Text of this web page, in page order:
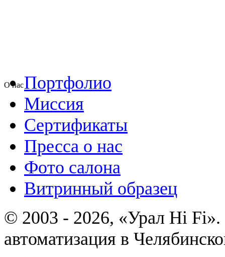
О насПортфолио
Миссия
Сертификаты
Пресса о нас
Фото салона
Витринный образец
© 2003 - 2026, «Урал Hi
автоматизация в